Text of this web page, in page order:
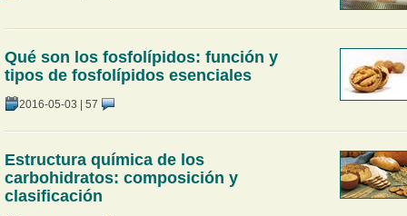
Qué son los fosfolípidos: función y
tipos de fosfolípidos esenciales
2016-05-03 | 57
Estructura química de los
carbohidratos: composición y
clasificación